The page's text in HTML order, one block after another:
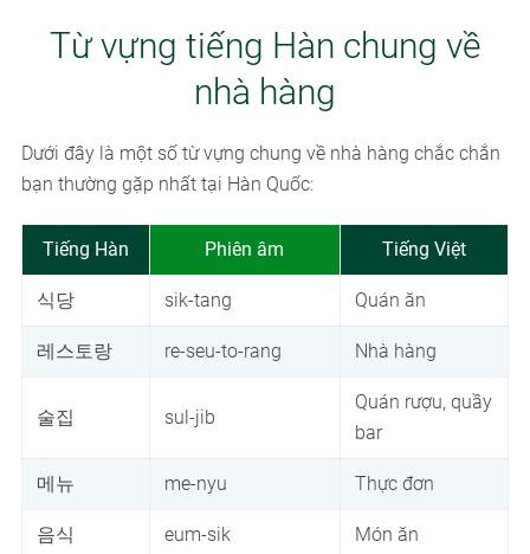
Từ vựng tiếng Hàn chung về
nhà hàng
Dưới đây là một số từ vựng chung về nhà hàng chắc chắn
bạn thường gặp nhất tại Hàn Quốc:
Tiếng Hàn Phiên âm Tiếng Việt
식당 sik-tang Quán ăn
레스토랑 re-seu-to-rang Nhà hàng
술집 sul-jib
Quán rượu, quầy
bar
메뉴 me-nyu Thực đơn
음식 eum-sik Món ăn